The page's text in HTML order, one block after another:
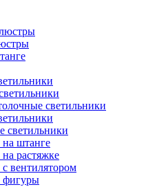
светильники
светильники
штанге
растяжке
вентилятором
фигуры